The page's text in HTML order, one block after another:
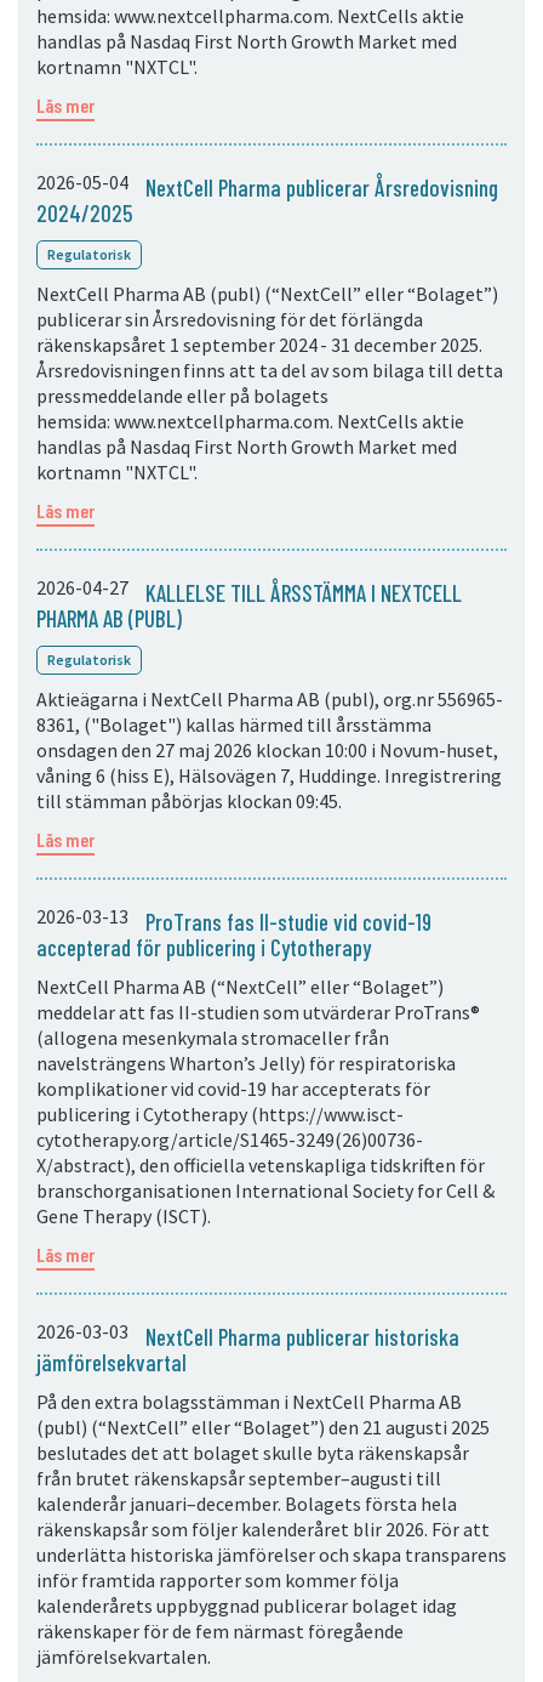
hemsida: www.nextcellpharma.com. NextCells aktie
handlas på Nasdaq First North Growth Market med
kortnamn "NXTCL".
Läs mer
2026-05-04
NextCell Pharma publicerar Årsredovisning
2024/2025
Regulatorisk
NextCell Pharma AB (publ) (“NextCell” eller “Bolaget”)
publicerar sin Årsredovisning för det förlängda
räkenskapsåret 1 september 2024 - 31 december 2025.
Årsredovisningen finns att ta del av som bilaga till detta
pressmeddelande eller på bolagets
hemsida: www.nextcellpharma.com. NextCells aktie
handlas på Nasdaq First North Growth Market med
kortnamn "NXTCL".
Läs mer
2026-04-27
KALLELSE TILL ÅRSSTÄMMA I NEXTCELL
PHARMA AB (PUBL)
Regulatorisk
Aktieägarna i NextCell Pharma AB (publ), org.nr 556965-
8361, ("Bolaget") kallas härmed till årsstämma
onsdagen den 27 maj 2026 klockan 10:00 i Novum-huset,
våning 6 (hiss E), Hälsovägen 7, Huddinge. Inregistrering
till stämman påbörjas klockan 09:45.
Läs mer
2026-03-13
ProTrans fas II-studie vid covid-19
accepterad för publicering i Cytotherapy
NextCell Pharma AB (“NextCell” eller “Bolaget”)
meddelar att fas II-studien som utvärderar ProTrans®
(allogena mesenkymala stromaceller från
navelsträngens Wharton’s Jelly) för respiratoriska
komplikationer vid covid-19 har accepterats för
publicering i Cytotherapy (https://www.isct-
cytotherapy.org/article/S1465-3249(26)00736-
X/abstract), den officiella vetenskapliga tidskriften för
branschorganisationen International Society for Cell &
Gene Therapy (ISCT).
Läs mer
2026-03-03
NextCell Pharma publicerar historiska
jämförelsekvartal
På den extra bolagsstämman i NextCell Pharma AB
(publ) (“NextCell” eller “Bolaget”) den 21 augusti 2025
beslutades det att bolaget skulle byta räkenskapsår
från brutet räkenskapsår september–augusti till
kalenderår januari–december. Bolagets första hela
räkenskapsår som följer kalenderåret blir 2026. För att
underlätta historiska jämförelser och skapa transparens
inför framtida rapporter som kommer följa
kalenderårets uppbyggnad publicerar bolaget idag
räkenskaper för de fem närmast föregående
jämförelsekvartalen.